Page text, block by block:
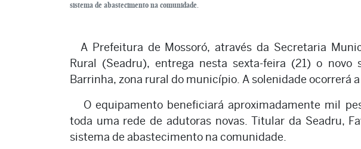
sistema de abastecimento na comunidade.
A Prefeitura de Mossoró, através da Secretaria
Rural (Seadru), entrega nesta sexta-feira (21) o
Barrinha, zona rural do município. A solenidade ocorrerá
O equipamento beneficiará aproximadamente mil
toda uma rede de adutoras novas. Titular da Seadru,
sistema de abastecimento na comunidade.